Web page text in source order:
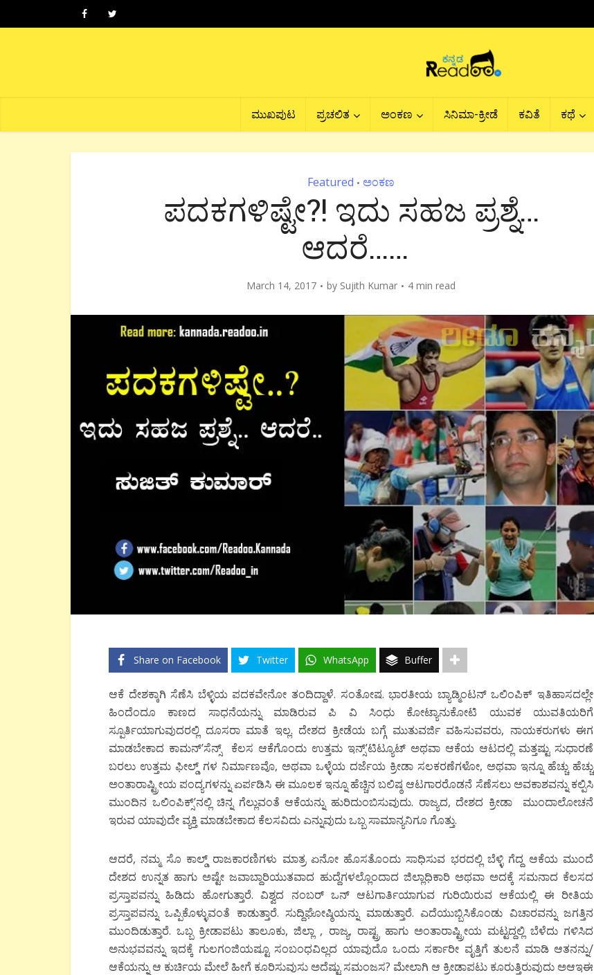
ಮುಖಪುಟ ಪ್ರಚಲಿತ ಅಂಕಣ ಸಿನಿಮಾ-ಕ್ರೀಡೆ ಕವಿತೆ ಕಥೆ
Featured • ಅಂಕಣ
ಪದಕಗಳಿಷ್ಟೇ?! ಇದು ಸಹಜ ಪ್ರಶ್ನೆ…
ಆದರೆ……
March 14, 2017 by Sujith Kumar 4 min read
Share on Facebook Twitter WhatsApp Buffer
ಆಕೆ ದೇಶಕ್ಕಾಗಿ ಸೆಣೆಸಿ ಬೆಳ್ಳಿಯ ಪದಕವೇನೋ ತಂದಿದ್ದಾಳೆ. ಸಂತೋಷ. ಭಾರತೀಯ ಬ್ಯಾಡ್ಮಿಂಟನ್ ಒಲಿಂಪಿಕ್ ಇತಿಹಾಸದಲ್ಲೇ
ಹಿಂದೆಂದೂ ಕಾಣದ ಸಾಧನೆಯನ್ನು ಮಾಡಿರುವ ಪಿ ವಿ ಸಿಂಧು ಕೋಟ್ಯಾನುಕೋಟಿ ಯುವಕ ಯುವತಿಯರಿಗೆ
ಸ್ಪೂರ್ತಿಯಾಗುವುದರಲ್ಲಿ ದೂಸರಾ ಮಾತೆ ಇಲ್ಲ. ದೇಶದ ಕ್ರೀಡೆಯ ಬಗ್ಗೆ ಮುತುವರ್ಜಿ ವಹಿಸುವವರು, ನಾಯಕರುಗಳು ಈಗ
ಮಾಡಬೇಕಾದ ಕಾಮನ್’ಸೆನ್ಸ್ ಕೆಲಸ ಆಕೆಗೊಂದು ಉತ್ತಮ ಇನ್ಸ್’ಟಿಟ್ಯೂಟ್ ಅಥವಾ ಆಕೆಯ ಆಟದಲ್ಲಿ ಮತ್ತಷ್ಟು ಸುಧಾರಣೆ
ಬರಲು ಉತ್ತಮ ಫೀಲ್ಡ್ ಗಳ ನಿರ್ಮಾಣವೊ, ಅಥವಾ ಒಳ್ಳೆಯ ದರ್ಜೆಯ ಕ್ರೀಡಾ ಸಲಕರಣೆಗಳೋ, ಅಥವಾ ಇನ್ನೂ ಹೆಚ್ಚು ಹೆಚ್ಚು
ಅಂತಾರಾಷ್ಟ್ರೀಯ ಪಂದ್ಯಗಳನ್ನು ಏರ್ಪಡಿಸಿ ಈ ಮೂಲಕ ಇನ್ನೂ ಹೆಚ್ಚಿನ ಬಲಿಷ್ಠ ಆಟಗಾರರೊಡನೆ ಸೆಣೆಸಲು ಅವಕಾಶವನ್ನು ಕಲ್ಪಿಸಿ
ಮುಂದಿನ ಒಲಿಂಪಿಕ್ಸ್’ನಲ್ಲಿ ಚಿನ್ನ ಗೆಲ್ಲುವಂತೆ ಆಕೆಯನ್ನು ಹುರಿದುಂಬಿಸುವುದು. ರಾಜ್ಯದ, ದೇಶದ ಕ್ರೀಡಾ ಮುಂದಾಲೋಚನೆ
ಇರುವ ಯಾವುದೇ ವ್ಯಕ್ತಿ ಮಾಡಬೇಕಾದ ಕೆಲಸವಿದು ಎನ್ನುವುದು ಒಬ್ಬ ಸಾಮಾನ್ಯನಿಗೂ ಗೊತ್ತು.
ಆದರೆ, ನಮ್ಮ ಸೊ ಕಾಲ್ಡ್ ರಾಜಕಾರಣಿಗಳು ಮಾತ್ರ ಏನೋ ಹೊಸತೊಂದು ಸಾಧಿಸುವ ಭರದಲ್ಲಿ ಬೆಳ್ಳಿ ಗೆದ್ದ ಆಕೆಯ ಮುಂದೆ
ದೇಶದ ಉನ್ನತ ಹಾಗು ಅಷ್ಟೇ ಜವಾಬ್ದಾರಿಯುತವಾದ ಹುದ್ದೆಗಳಲ್ಲೊಂದಾದ ಜಿಲ್ಲಾಧಿಕಾರಿ ಅಥವಾ ಅದಕ್ಕೆ ಸಮನಾದ ಕೆಲಸದ
ಪ್ರಸ್ತಾಪವನ್ನು ಹಿಡಿದು ಹೋಗುತ್ತಾರೆ. ವಿಶ್ವದ ನಂಬರ್ ಒನ್ ಆಟಗಾರ್ತಿಯಾಗುವ ಗುರಿಯಿರುವ ಆಕೆಯಲ್ಲಿ ಈ ರೀತಿಯ
ಪ್ರಸ್ತಾಪವನ್ನು ಒಪ್ಪಿಕೊಳ್ಳುವಂತೆ ಕಾಡುತ್ತಾರೆ. ಸುದ್ದಿಘೋಷ್ಠಿಯನ್ನು ಮಾಡುತ್ತಾರೆ. ಎದೆಯುಬ್ಬಿಸಿಕೊಂಡು ವಿಚಾರವನ್ನು ಜಗತ್ತಿನ
ಮುಂದಿಡುತ್ತಾರೆ. ಒಬ್ಬ ಕ್ರೀಡಾಪಟು ತಾಲೂಕು, ಜಿಲ್ಲಾ , ರಾಜ್ಯ, ರಾಷ್ಟ್ರ ಹಾಗು ಅಂತಾರಾಷ್ಟ್ರೀಯ ಮಟ್ಟದ್ದಲ್ಲಿ ಬೆಳೆದು ಗಳಿಸಿದ
ಅನುಭವವನ್ನು ಇದಕ್ಕೆ ಗುಲಗಂಜಿಯಷ್ಟೂ ಸಂಬಂಧವಿಲ್ಲದ ಯಾವುದೊ ಒಂದು ಸರ್ಕಾರೀ ವೃತ್ತಿಗೆ ತುಲನೆ ಮಾಡಿ ಆತನನ್ನು/
ಆಕೆಯನ್ನು ಆ ಕುರ್ಚಿಯ ಮೇಲೆ ಹೀಗೆ ಕೂರಿಸುವುಸು ಅದೆಷ್ಟು ಸಮಂಜಸ? ಮೇಲಾಗಿ ಆ ಕ್ರೀಡಾಪಟು ಕೂರುತ್ತಿರುವುದು ಅಆಇಈ